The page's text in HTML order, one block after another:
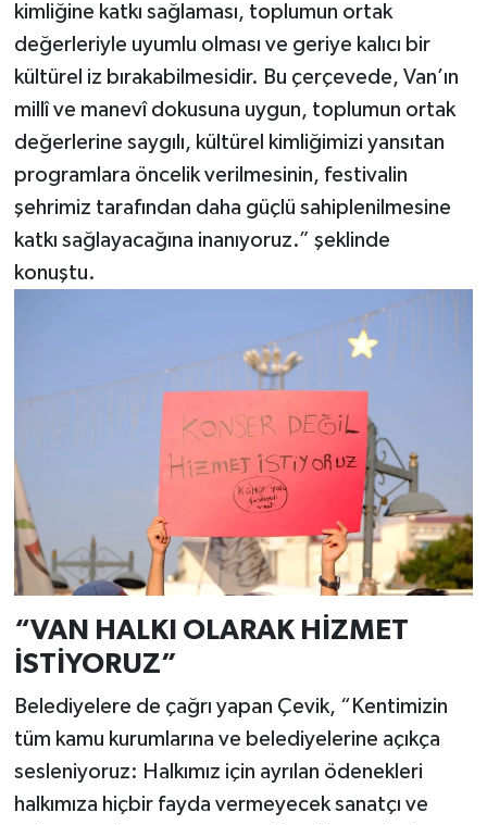
kimliğine katkı sağlaması, toplumun ortak
değerleriyle uyumlu olması ve geriye kalıcı bir
kültürel iz bırakabilmesidir. Bu çerçevede, Van’ın
millî ve manevî dokusuna uygun, toplumun ortak
değerlerine saygılı, kültürel kimliğimizi yansıtan
programlara öncelik verilmesinin, festivalin
şehrimiz tarafından daha güçlü sahiplenilmesine
katkı sağlayacağına inanıyoruz.” şeklinde
konuştu.
“VAN HALKI OLARAK HİZMET
İSTİYORUZ”
Belediyelere de çağrı yapan Çevik, “Kentimizin
tüm kamu kurumlarına ve belediyelerine açıkça
sesleniyoruz: Halkımız için ayrılan ödenekleri
halkımıza hiçbir fayda vermeyecek sanatçı ve